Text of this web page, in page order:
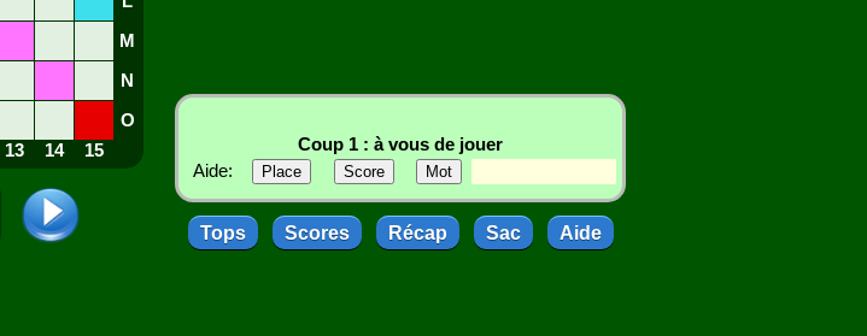
M
N
O
13 14 15
Coup 1 : à vous de jouer
Aide:
Tops Scores Récap Sac Aide